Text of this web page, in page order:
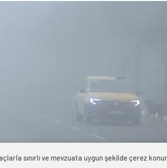
sınırlı ve mevzuata uygun şekilde çerez